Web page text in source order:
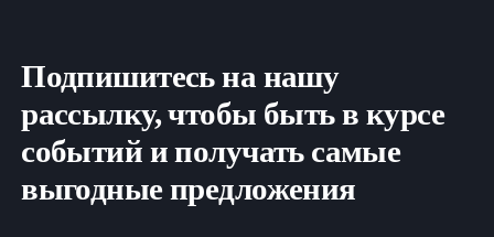
Подпишитесь на нашу
рассылку, чтобы быть в курсе
событий и получать самые
выгодные предложения